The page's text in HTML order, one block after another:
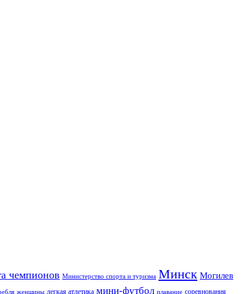
чемпионов Министерство спорта и туризма Минск Могилев
женщины легкая атлетика мини-футбол плавание соревнования